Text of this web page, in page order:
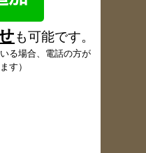
18日午後休院の
しました
休日変更のお知ら
も可能です。
る場合、電話の方が
す）